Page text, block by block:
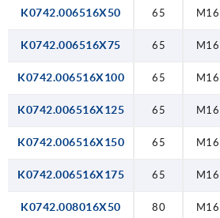
K0742.006516X50 65 M16
K0742.006516X75 65 M16
K0742.006516X100 65 M16
K0742.006516X125 65 M16
K0742.006516X150 65 M16
K0742.006516X175 65 M16
K0742.008016X50 80 M16